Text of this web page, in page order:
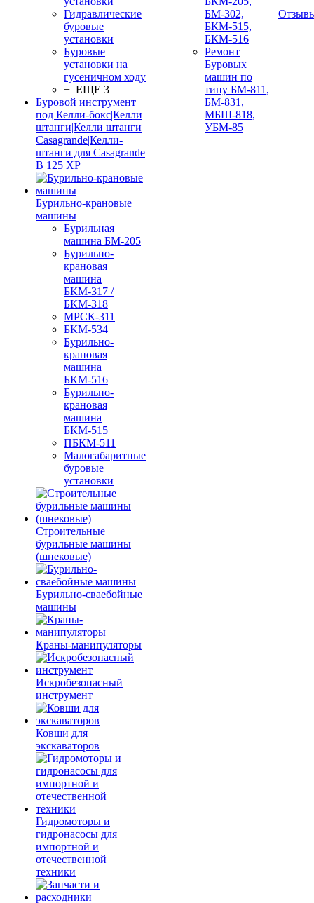
Гидравлические
буровые
установки
Буровые
установки на
гусеничном ходу
+ ЕЩЕ 3
Буровой инструмент
под Келли-бокс|Келли
штанги|Келли штанги
Casagrande|Келли-
штанги для Casagrande
B 125 XP
Бурильно-крановые
машины
Бурильная
машина БМ-205
Бурильно-
крановая
машина
БКМ-317 /
БКМ-318
МРСК-311
БКМ-534
Бурильно-
крановая
машина
БКМ-516
Бурильно-
крановая
машина
БКМ-515
ПБКМ-511
Малогабаритные
буровые
установки
Строительные
бурильные машины
(шнековые)
Бурильно-сваебойные
машины
Краны-манипуляторы
Искробезопасный
инструмент
Ковши для
экскаваторов
Гидромоторы и
гидронасосы для
импортной и
отечественной
техники
БМ-302,
БКМ-515,
БКМ-516
Ремонт
Буровых
машин по
типу БМ-811,
БМ-831,
МБШ-818,
УБМ-85